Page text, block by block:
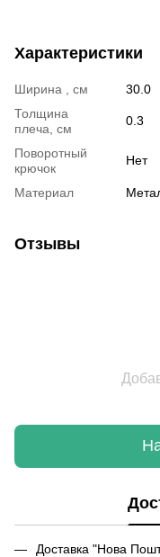
Характеристики
Ширина , см
30.0
Толщина
плеча, см
0.3
Поворотный
крючок
Нет
Материал
Отзывы
Доставка "Нова